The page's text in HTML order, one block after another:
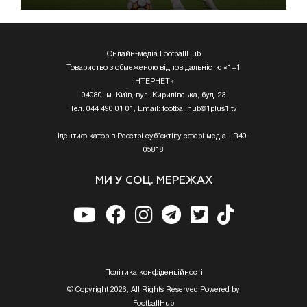
Онлайн-медіа FootballHub
Товариство з обмеженою відповідальністю «1+1
ІНТЕРНЕТ»
04080, м. Київ, вул. Кирилівська, буд. 23
Тел. 044 490 01 01, Email: footballhub@1plus1.tv
Ідентифікатор в Реєстрі суб’єктіву сфері медіа - R40-
05818
МИ У СОЦ. МЕРЕЖАХ
Полiтика конфiденцiйностi
© Copyright 2026, All Rights Reserved Powered by
FootballHub